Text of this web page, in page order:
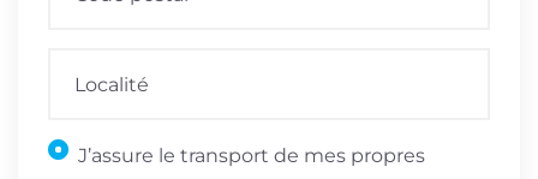
J’assure le transport de mes propres